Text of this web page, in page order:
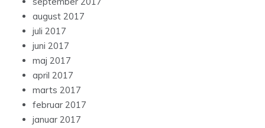
august 2017
juli 2017
juni 2017
maj 2017
april 2017
marts 2017
februar 2017
januar 2017